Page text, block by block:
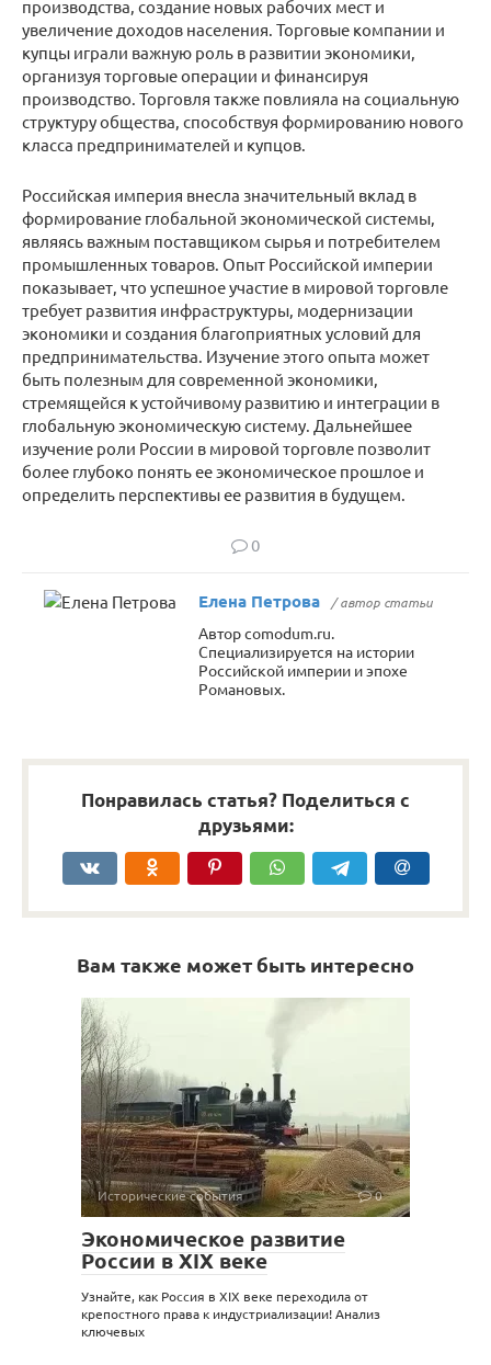
производства, создание новых рабочих мест и
увеличение доходов населения. Торговые компании и
купцы играли важную роль в развитии экономики,
организуя торговые операции и финансируя
производство. Торговля также повлияла на социальную
структуру общества, способствуя формированию нового
класса предпринимателей и купцов.
Российская империя внесла значительный вклад в
формирование глобальной экономической системы,
являясь важным поставщиком сырья и потребителем
промышленных товаров. Опыт Российской империи
показывает, что успешное участие в мировой торговле
требует развития инфраструктуры, модернизации
экономики и создания благоприятных условий для
предпринимательства. Изучение этого опыта может
быть полезным для современной экономики,
стремящейся к устойчивому развитию и интеграции в
глобальную экономическую систему. Дальнейшее
изучение роли России в мировой торговле позволит
более глубоко понять ее экономическое прошлое и
определить перспективы ее развития в будущем.
0
Елена Петрова / автор статьи
Автор comodum.ru.
Специализируется на истории
Российской империи и эпохе
Романовых.
Понравилась статья? Поделиться с
друзьями:
Вам также может быть интересно
Исторические события 0
Экономическое развитие
России в XIX веке
Узнайте, как Россия в XIX веке переходила от
крепостного права к индустриализации! Анализ
ключевых